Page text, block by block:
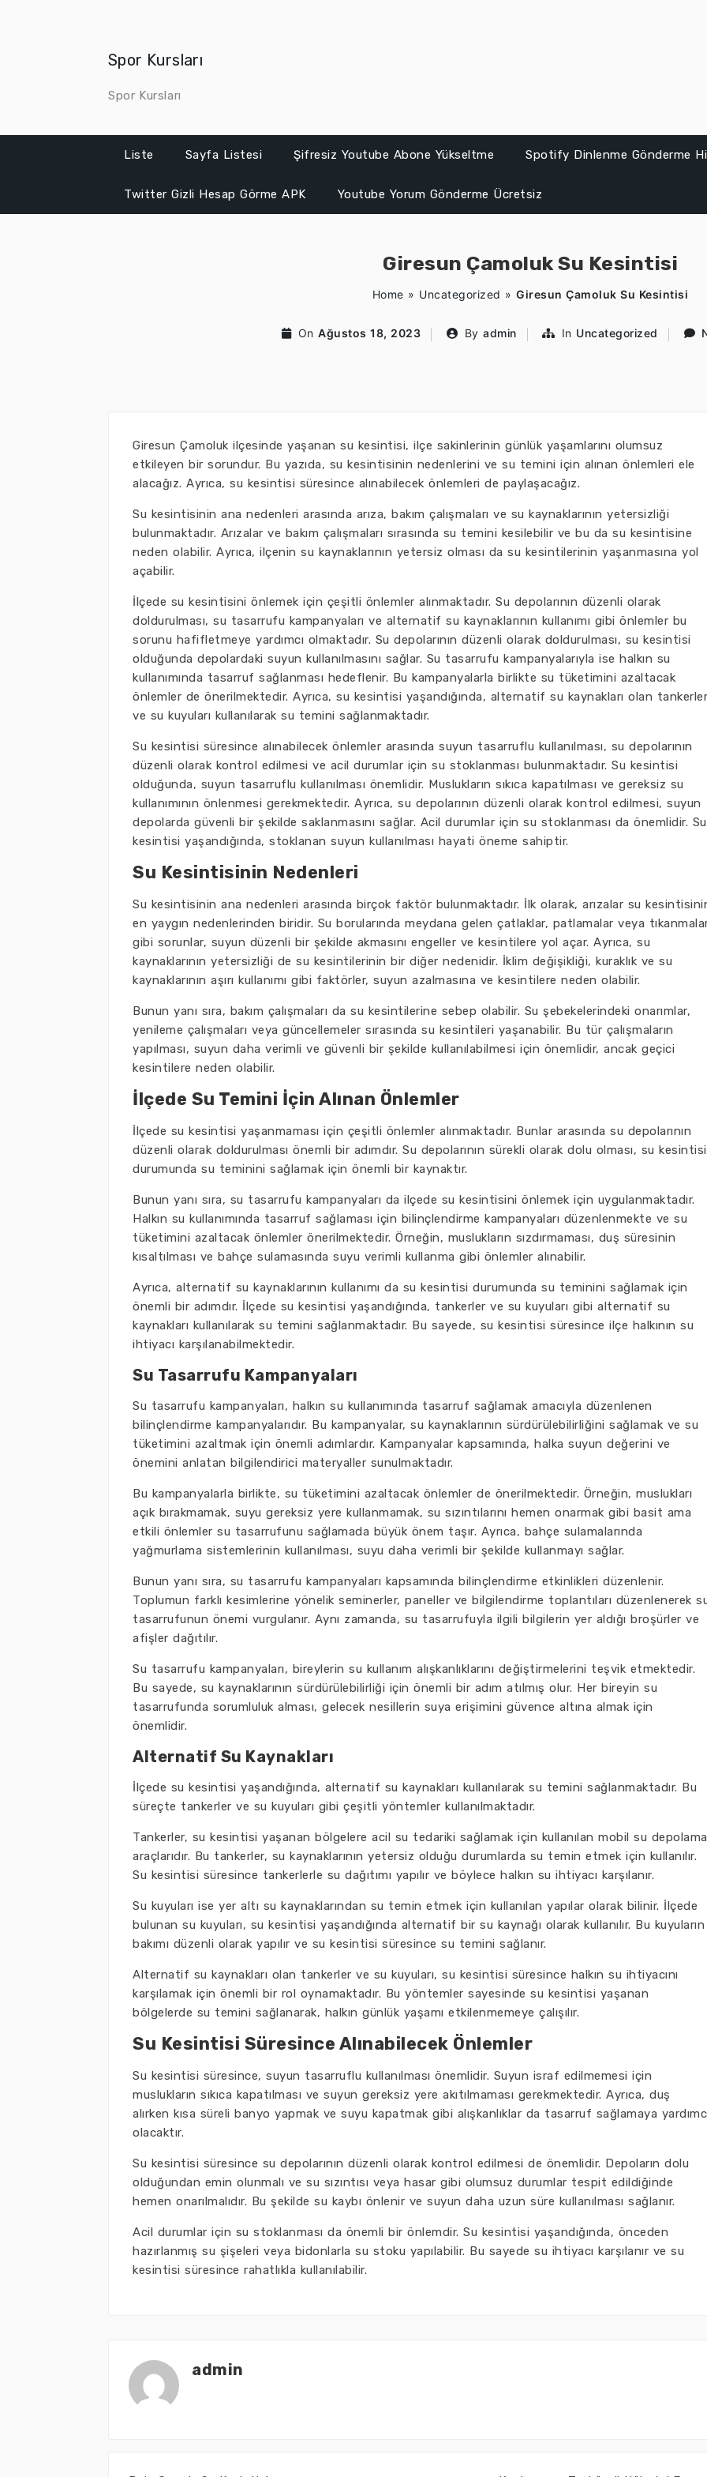
Spor Kursları
Spor Kursları
Liste Sayfa Listesi Şifresiz Youtube Abone Yükseltme Spotify Dinlenme Gönderme
Twitter Gizli Hesap Görme APK Youtube Yorum Gönderme Ücretsiz
Giresun Çamoluk Su Kesintisi
Home » Uncategorized »Giresun Çamoluk Su Kesintisi
On Ağustos 18, 2023 By admin In Uncategorized
Giresun Çamoluk ilçesinde yaşanan su kesintisi, ilçe sakinlerinin günlük yaşamlarını olumsuz
etkileyen bir sorundur. Bu yazıda, su kesintisinin nedenlerini ve su temini için alınan önlemleri ele
alacağız. Ayrıca, su kesintisi süresince alınabilecek önlemleri de paylaşacağız.
Su kesintisinin ana nedenleri arasında arıza, bakım çalışmaları ve su kaynaklarının yetersizliği
bulunmaktadır. Arızalar ve bakım çalışmaları sırasında su temini kesilebilir ve bu da su kesintisine
neden olabilir. Ayrıca, ilçenin su kaynaklarının yetersiz olması da su kesintilerinin yaşanmasına yol
açabilir.
İlçede su kesintisini önlemek için çeşitli önlemler alınmaktadır. Su depolarının düzenli olarak
doldurulması, su tasarrufu kampanyaları ve alternatif su kaynaklarının kullanımı gibi önlemler bu
sorunu hafifletmeye yardımcı olmaktadır. Su depolarının düzenli olarak doldurulması, su kesintisi
olduğunda depolardaki suyun kullanılmasını sağlar. Su tasarrufu kampanyalarıyla ise halkın su
kullanımında tasarruf sağlanması hedeflenir. Bu kampanyalarla birlikte su tüketimini azaltacak
önlemler de önerilmektedir. Ayrıca, su kesintisi yaşandığında, alternatif su kaynakları olan tankerler
ve su kuyuları kullanılarak su temini sağlanmaktadır.
Su kesintisi süresince alınabilecek önlemler arasında suyun tasarruflu kullanılması, su depolarının
düzenli olarak kontrol edilmesi ve acil durumlar için su stoklanması bulunmaktadır. Su kesintisi
olduğunda, suyun tasarruflu kullanılması önemlidir. Muslukların sıkıca kapatılması ve gereksiz su
kullanımının önlenmesi gerekmektedir. Ayrıca, su depolarının düzenli olarak kontrol edilmesi, suyun
depolarda güvenli bir şekilde saklanmasını sağlar. Acil durumlar için su stoklanması da önemlidir. Su
kesintisi yaşandığında, stoklanan suyun kullanılması hayati öneme sahiptir.
Su Kesintisinin Nedenleri
Su kesintisinin ana nedenleri arasında birçok faktör bulunmaktadır. İlk olarak, arızalar su
en yaygın nedenlerinden biridir. Su borularında meydana gelen çatlaklar, patlamalar veya
gibi sorunlar, suyun düzenli bir şekilde akmasını engeller ve kesintilere yol açar. Ayrıca, su
kaynaklarının yetersizliği de su kesintilerinin bir diğer nedenidir. İklim değişikliği, kuraklık ve su
kaynaklarının aşırı kullanımı gibi faktörler, suyun azalmasına ve kesintilere neden olabilir.
Bunun yanı sıra, bakım çalışmaları da su kesintilerine sebep olabilir. Su şebekelerindeki onarımlar,
yenileme çalışmaları veya güncellemeler sırasında su kesintileri yaşanabilir. Bu tür çalışmaların
yapılması, suyun daha verimli ve güvenli bir şekilde kullanılabilmesi için önemlidir, ancak geçici
kesintilere neden olabilir.
İlçede Su Temini İçin Alınan Önlemler
İlçede su kesintisi yaşanmaması için çeşitli önlemler alınmaktadır. Bunlar arasında su depolarının
düzenli olarak doldurulması önemli bir adımdır. Su depolarının sürekli olarak dolu olması, su kesintisi
durumunda su teminini sağlamak için önemli bir kaynaktır.
Bunun yanı sıra, su tasarrufu kampanyaları da ilçede su kesintisini önlemek için uygulanmaktadır.
Halkın su kullanımında tasarruf sağlaması için bilinçlendirme kampanyaları düzenlenmekte ve su
tüketimini azaltacak önlemler önerilmektedir. Örneğin, muslukların sızdırmaması, duş süresinin
kısaltılması ve bahçe sulamasında suyu verimli kullanma gibi önlemler alınabilir.
Ayrıca, alternatif su kaynaklarının kullanımı da su kesintisi durumunda su teminini sağlamak için
önemli bir adımdır. İlçede su kesintisi yaşandığında, tankerler ve su kuyuları gibi alternatif su
kaynakları kullanılarak su temini sağlanmaktadır. Bu sayede, su kesintisi süresince ilçe halkının su
ihtiyacı karşılanabilmektedir.
Su Tasarrufu Kampanyaları
Su tasarrufu kampanyaları, halkın su kullanımında tasarruf sağlamak amacıyla düzenlenen
bilinçlendirme kampanyalarıdır. Bu kampanyalar, su kaynaklarının sürdürülebilirliğini sağlamak ve su
tüketimini azaltmak için önemli adımlardır. Kampanyalar kapsamında, halka suyun değerini ve
önemini anlatan bilgilendirici materyaller sunulmaktadır.
Bu kampanyalarla birlikte, su tüketimini azaltacak önlemler de önerilmektedir. Örneğin, muslukları
açık bırakmamak, suyu gereksiz yere kullanmamak, su sızıntılarını hemen onarmak gibi basit ama
etkili önlemler su tasarrufunu sağlamada büyük önem taşır. Ayrıca, bahçe sulamalarında
yağmurlama sistemlerinin kullanılması, suyu daha verimli bir şekilde kullanmayı sağlar.
Bunun yanı sıra, su tasarrufu kampanyaları kapsamında bilinçlendirme etkinlikleri düzenlenir.
Toplumun farklı kesimlerine yönelik seminerler, paneller ve bilgilendirme toplantıları düzenlenerek
tasarrufunun önemi vurgulanır. Aynı zamanda, su tasarrufuyla ilgili bilgilerin yer aldığı broşürler ve
afişler dağıtılır.
Su tasarrufu kampanyaları, bireylerin su kullanım alışkanlıklarını değiştirmelerini teşvik etmektedir.
Bu sayede, su kaynaklarının sürdürülebilirliği için önemli bir adım atılmış olur. Her bireyin su
tasarrufunda sorumluluk alması, gelecek nesillerin suya erişimini güvence altına almak için
önemlidir.
Alternatif Su Kaynakları
İlçede su kesintisi yaşandığında, alternatif su kaynakları kullanılarak su temini sağlanmaktadır. Bu
süreçte tankerler ve su kuyuları gibi çeşitli yöntemler kullanılmaktadır.
Tankerler, su kesintisi yaşanan bölgelere acil su tedariki sağlamak için kullanılan mobil su depolama
araçlarıdır. Bu tankerler, su kaynaklarının yetersiz olduğu durumlarda su temin etmek için kullanılır.
Su kesintisi süresince tankerlerle su dağıtımı yapılır ve böylece halkın su ihtiyacı karşılanır.
Su kuyuları ise yer altı su kaynaklarından su temin etmek için kullanılan yapılar olarak bilinir. İlçede
bulunan su kuyuları, su kesintisi yaşandığında alternatif bir su kaynağı olarak kullanılır. Bu kuyuların
bakımı düzenli olarak yapılır ve su kesintisi süresince su temini sağlanır.
Alternatif su kaynakları olan tankerler ve su kuyuları, su kesintisi süresince halkın su ihtiyacını
karşılamak için önemli bir rol oynamaktadır. Bu yöntemler sayesinde su kesintisi yaşanan
bölgelerde su temini sağlanarak, halkın günlük yaşamı etkilenmemeye çalışılır.
Su Kesintisi Süresince Alınabilecek Önlemler
Su kesintisi süresince, suyun tasarruflu kullanılması önemlidir. Suyun israf edilmemesi için
muslukların sıkıca kapatılması ve suyun gereksiz yere akıtılmaması gerekmektedir. Ayrıca, duş
alırken kısa süreli banyo yapmak ve suyu kapatmak gibi alışkanlıklar da tasarruf sağlamaya
olacaktır.
Su kesintisi süresince su depolarının düzenli olarak kontrol edilmesi de önemlidir. Depoların dolu
olduğundan emin olunmalı ve su sızıntısı veya hasar gibi olumsuz durumlar tespit edildiğinde
hemen onarılmalıdır. Bu şekilde su kaybı önlenir ve suyun daha uzun süre kullanılması sağlanır.
Acil durumlar için su stoklanması da önemli bir önlemdir. Su kesintisi yaşandığında, önceden
hazırlanmış su şişeleri veya bidonlarla su stoku yapılabilir. Bu sayede su ihtiyacı karşılanır ve su
kesintisi süresince rahatlıkla kullanılabilir.
admin